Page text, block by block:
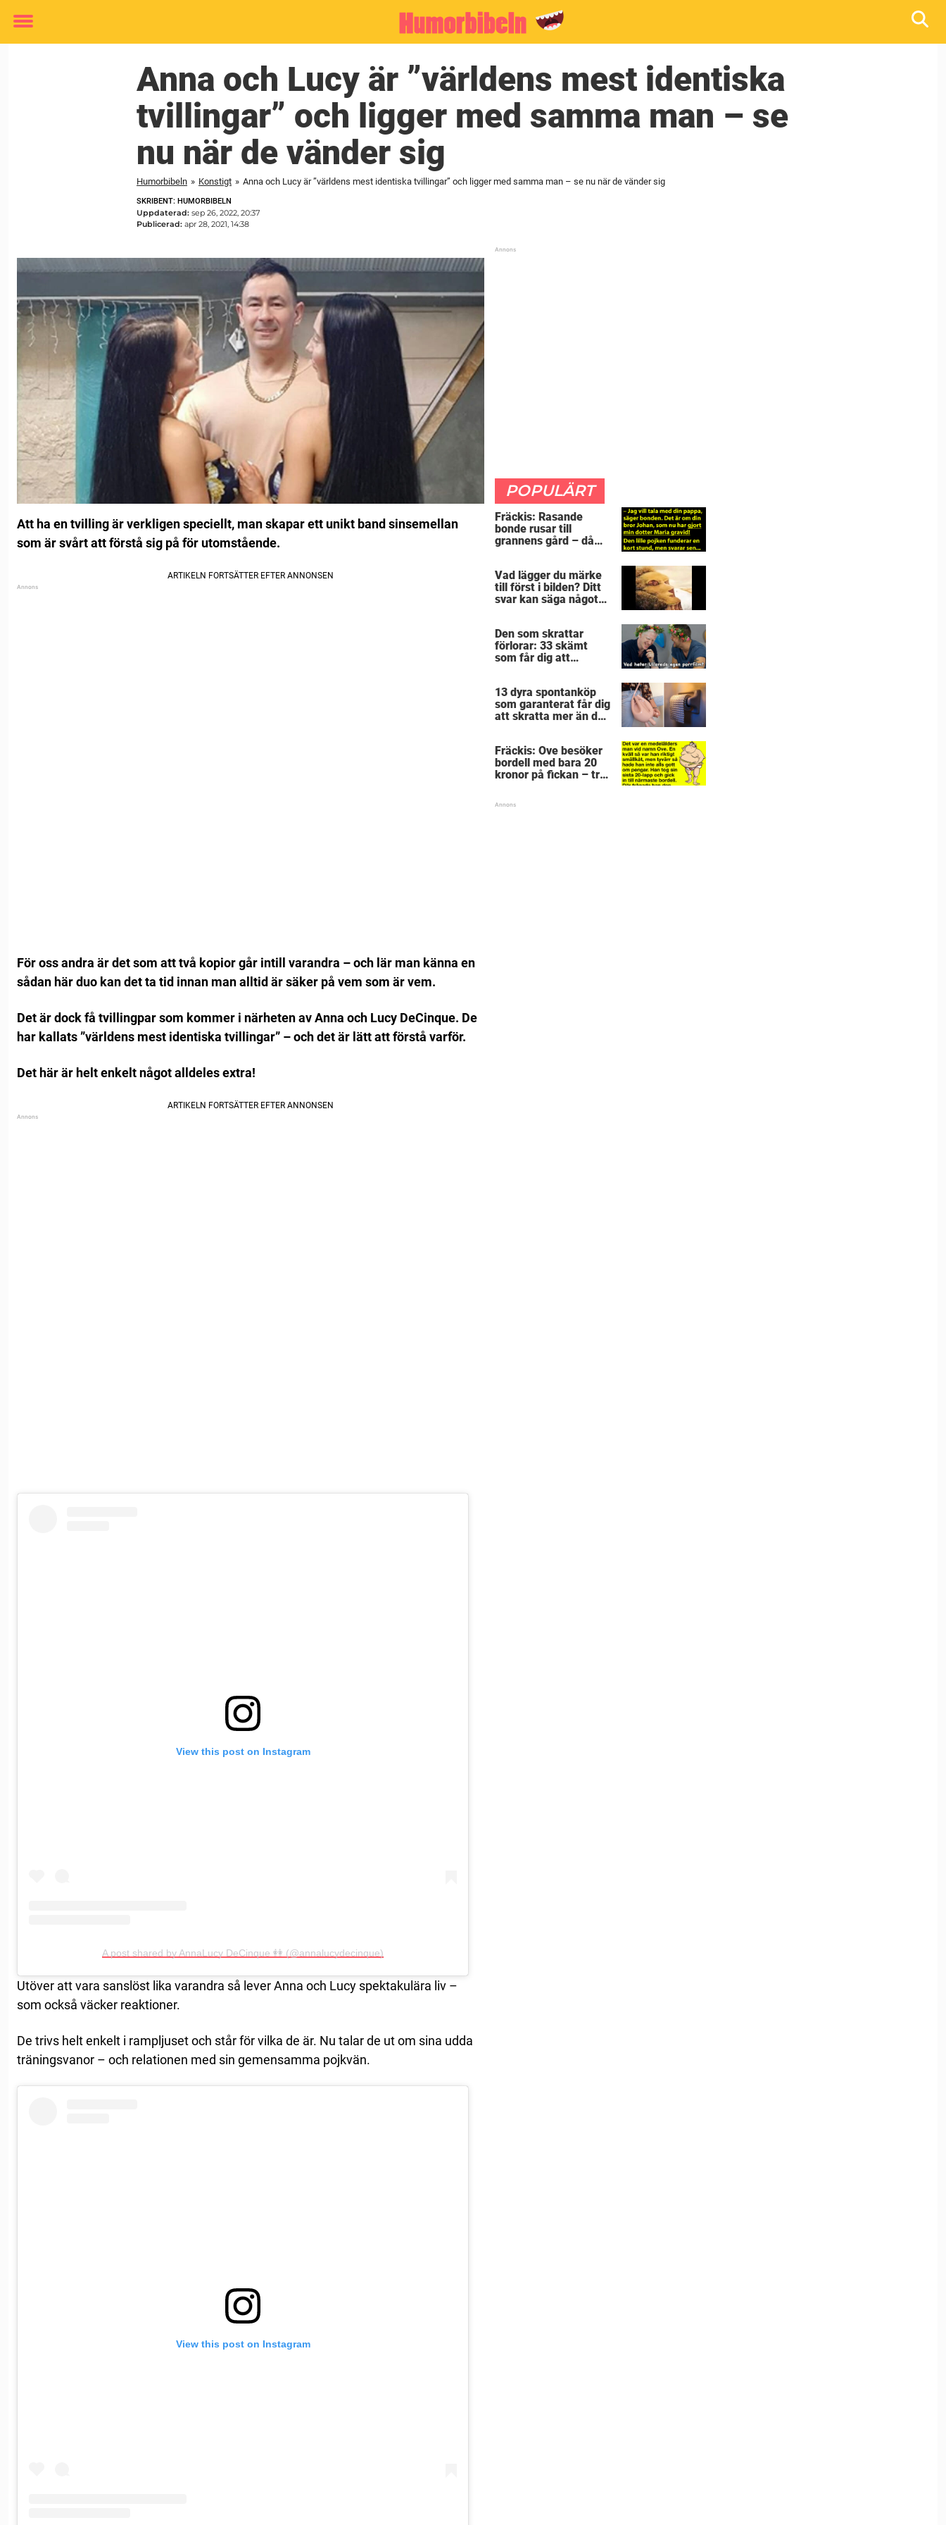
Toggle
Anna och Lucy är ”världens mest identiska
tvillingar” och ligger med samma man – se
nu när de vänder sig
Humorbibeln » Konstigt » Anna och Lucy är ”världens mest identiska tvillingar” och ligger med samma man – se nu när de vänder sig
SKRIBENT: HUMORBIBELN
Uppdaterad: sep 26, 2022, 20:37
Publicerad: apr 28, 2021, 14:38
Att ha en tvilling är verkligen speciellt, man skapar ett unikt band sinsemellan
som är svårt att förstå sig på för utomstående.
För oss andra är det som att två kopior går intill varandra – och lär man känna en
sådan här duo kan det ta tid innan man alltid är säker på vem som är vem.
Det är dock få tvillingpar som kommer i närheten av Anna och Lucy DeCinque. De
har kallats ”världens mest identiska tvillingar” – och det är lätt att förstå varför.
Det här är helt enkelt något alldeles extra!
View this post on Instagram
A post shared by AnnaLucy DeCinque 👭 (@annalucydecinque)
Utöver att vara sanslöst lika varandra så lever Anna och Lucy spektakulära liv –
som också väcker reaktioner.
De trivs helt enkelt i rampljuset och står för vilka de är. Nu talar de ut om sina udda
träningsvanor – och relationen med sin gemensamma pojkvän.
View this post on Instagram
POPULÄRT
Fräckis: Rasande
bonde rusar till
grannens gård – då
mållös
Vad lägger du märke
till först i bilden? Ditt
svar kan säga något
Den som skrattar
förlorar: 33 skämt
som får dig att
13 dyra spontanköp
som garanterat får dig
att skratta mer än du
Fräckis: Ove besöker
bordell med bara 20
kronor på fickan – tre